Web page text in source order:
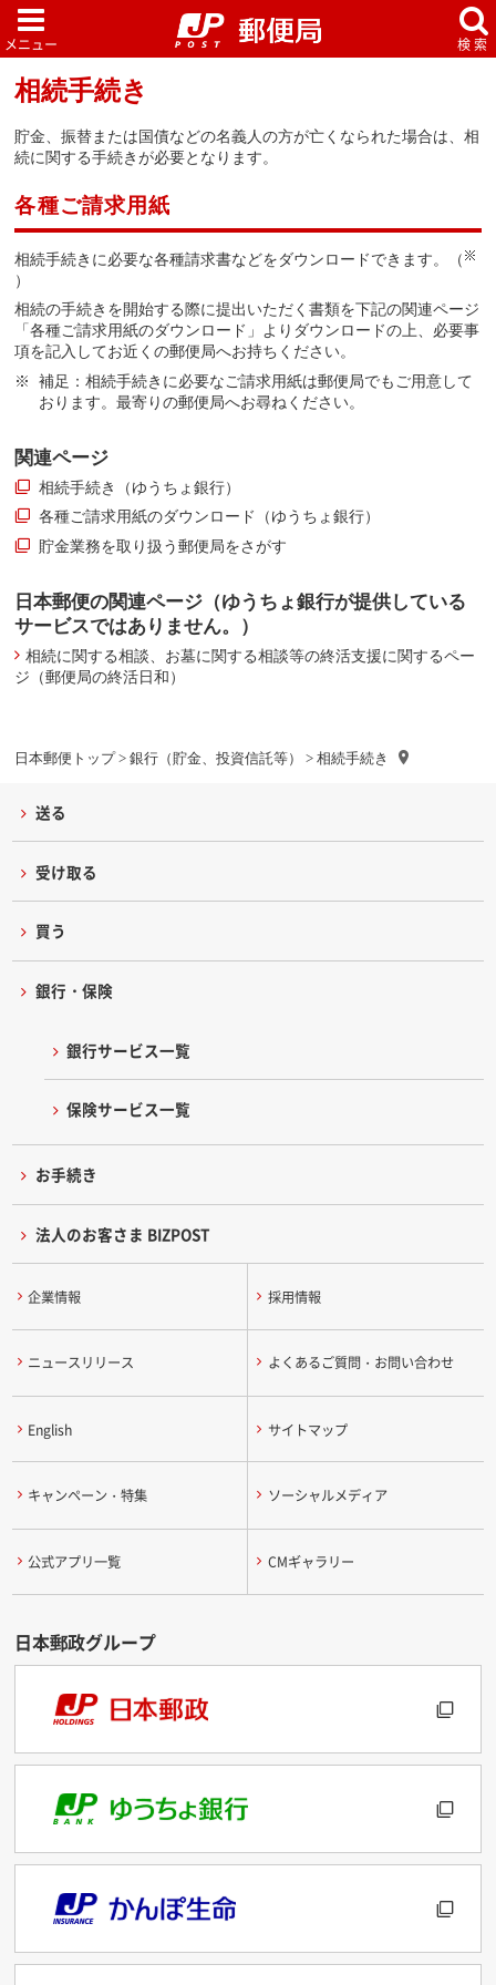
日本郵便トップ> 銀行（貯金、投資信託等） > 相続手続き
相続手続き
貯金、振替または国債などの名義人の方が亡くなられた場合は、相
続に関する手続きが必要となります。
各種ご請求用紙
相続手続きに必要な各種請求書などをダウンロードできます。（
）
相続の手続きを開始する際に提出いただく書類を下記の関連ページ
「各種ご請求用紙のダウンロード」よりダウンロードの上、必要事
項を記入してお近くの郵便局へお持ちください。
補足：相続手続きに必要なご請求用紙は郵便局でもご用意して
おります。最寄りの郵便局へお尋ねください。
関連ページ
相続手続き（ゆうちょ銀行）
各種ご請求用紙のダウンロード（ゆうちょ銀行）
貯金業務を取り扱う郵便局をさがす
日本郵便の関連ページ（ゆうちょ銀行が提供している
サービスではありません。）
相続に関する相談、お墓に関する相談等の終活支援に関するペー
ジ（郵便局の終活日和）
送る
受け取る
買う
銀行・保険
銀行サービス一覧
保険サービス一覧
お手続き
法人のお客さま BIZPOST
企業情報 採用情報
ニュースリリース よくあるご質問・お問い合わせ
English サイトマップ
キャンペーン・特集 ソーシャルメディア
公式アプリ一覧 CMギャラリー